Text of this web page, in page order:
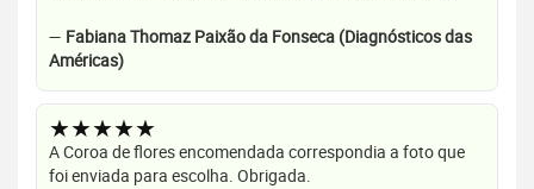
— Fabiana Thomaz Paixão da Fonseca (Diagnósticos das
Américas)
★★★★★
A Coroa de flores encomendada correspondia a foto que
foi enviada para escolha. Obrigada.